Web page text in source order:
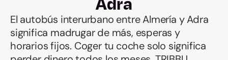
El autobús interurbano entre Almería y Adra
significa madrugar de más, esperas y
horarios fijos. Coger tu coche solo significa